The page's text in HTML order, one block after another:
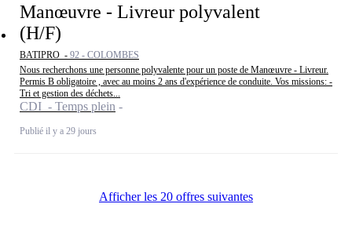
Manœuvre - Livreur polyvalent
(H/F)
BATIPRO - 92 - COLOMBES
Nous recherchons une personne polyvalente pour un poste de Manœuvre - Livreur.
Permis B obligatoire , avec au moins 2 ans d'expérience de conduite. Vos missions: -
Tri et gestion des déchets...
CDI - Temps plein
Publié il y a 29 jours
Afficher les 20 offres suivantes